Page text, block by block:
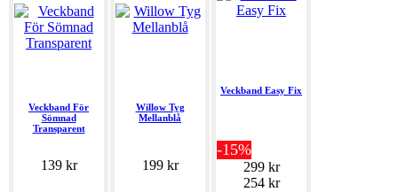
Veckband För
Sömnad
Transparent
139 kr
Willow Tyg
Mellanblå
199 kr
Veckband Easy Fix
-15%
299 kr
254 kr